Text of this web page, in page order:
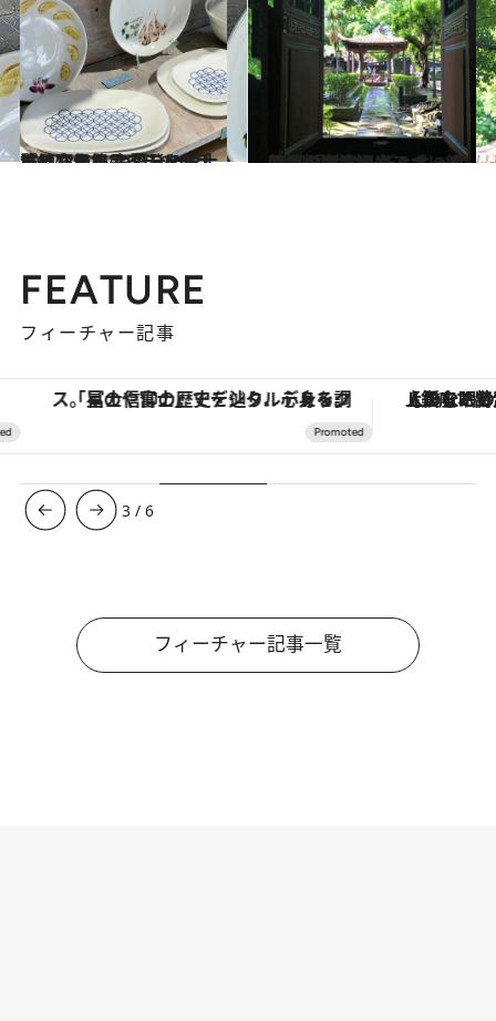
2022.8.9
洗練されたアイテムを手ごろな価格で 暮らしを上質に変える 台湾発のおしゃれな日用品ブランド
旅＆お出かけ 2022.11.1
秘境の温泉やカフェに絶景！ 現地コーディネーターがおすすめする とっておきの台湾観光スポット第4弾
旅＆お出かけ
FEATURE
フィーチャー記事
「星のや富士」でデジタルデトックス。冨士信仰の歴史を辿り、心身を調える。 【銀座で出合う最旬美容】美髪ケアや上質
3 /6
フィーチャー記事一覧